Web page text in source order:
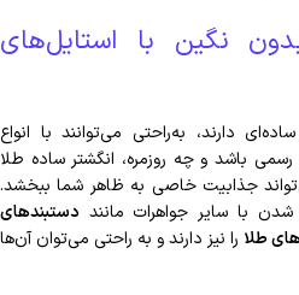
نگین با استایل‌های
دارند، به‌راحتی می‌توانند با انواع
باشد و چه روزمره، انگشتر ساده طلا
جذابیت خاصی به ظاهر شما ببخشد.
با سایر جواهرات مانند دستبندهای
طلا را نیز دارند و به راحتی می‌توان آن‌ها